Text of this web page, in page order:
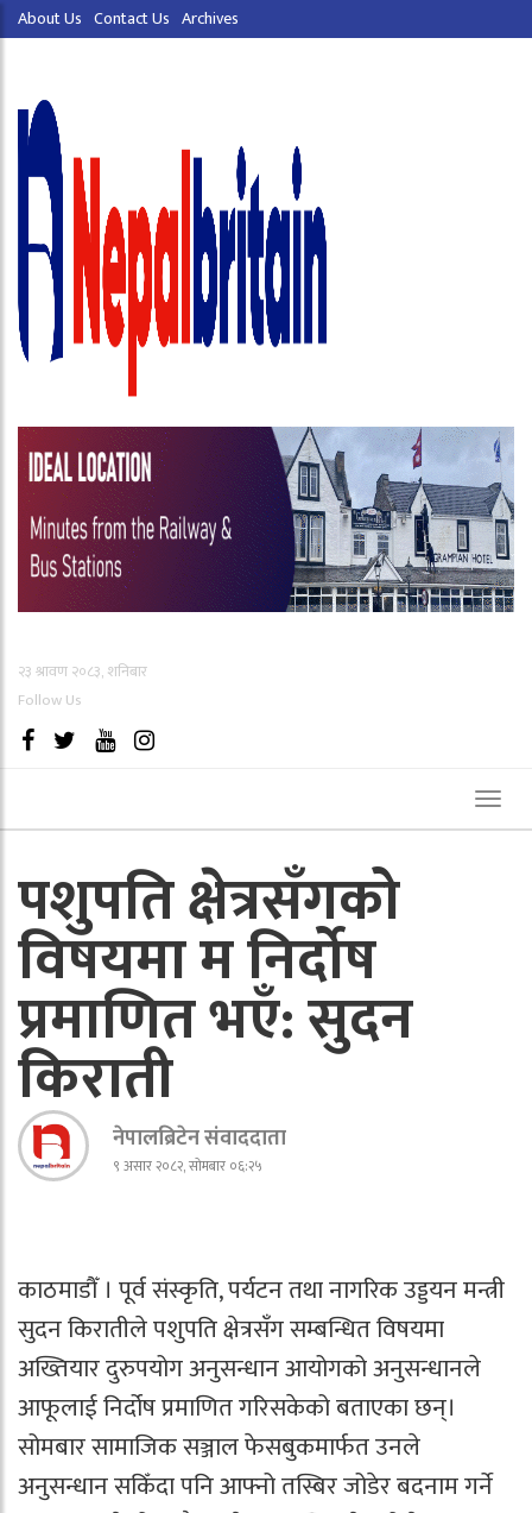
About Us Contact Us Archives
२३ श्रावण २०८३, शनिबार
Follow Us
पशुपति क्षेत्रसँगको
विषयमा म निर्दोष
प्रमाणित भएँ: सुदन
किराती
नेपालब्रिटेन संवाददाता
९ असार २०८२, सोमबार ०६:२५
काठमाडौँ । पूर्व संस्कृति, पर्यटन तथा नागरिक उड्डयन मन्त्री
सुदन किरातीले पशुपति क्षेत्रसँग सम्बन्धित विषयमा
अख्तियार दुरुपयोग अनुसन्धान आयोगको अनुसन्धानले
आफूलाई निर्दोष प्रमाणित गरिसकेको बताएका छन्।
सोमबार सामाजिक सञ्जाल फेसबुकमार्फत उनले
अनुसन्धान सकिँदा पनि आफ्नो तस्बिर जोडेर बदनाम गर्ने